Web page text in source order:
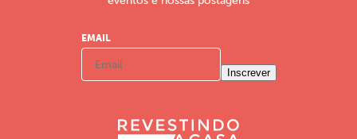
EMAIL
Inscrever